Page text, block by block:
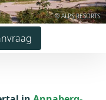
© ALPS RESORTS